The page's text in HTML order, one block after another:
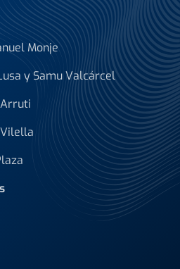
Monje
y Samu Valcárcel